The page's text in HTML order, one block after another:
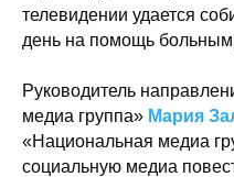
телевидении удается
день на помощь больным
Руководитель
медиа группа» Мария
«Национальная медиа
социальную медиа